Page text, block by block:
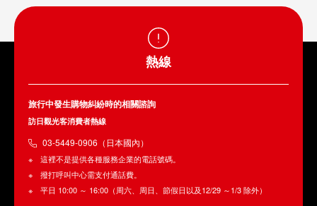
熱線
旅行中發生購物糾紛時的相關諮詢
訪日觀光客消費者熱線
03-5449-0906（日本國內）
這裡不是提供各種服務企業的電話號碼。
撥打呼叫中心需支付通話費。
平日 10:00 ～ 16:00（周六、周日、節假日以及12/29 ～1/3 除外）